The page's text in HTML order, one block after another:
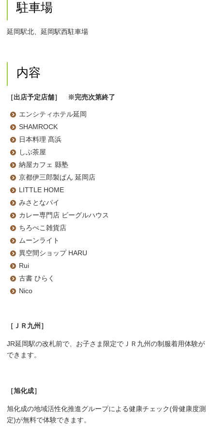
駐車場
延岡駅北、延岡駅西駐車場
内容
［出店予定店舗］ ※完売次第終了
エンシティホテル延岡
SHAMROCK
日本料理 髙浜
しぶ茶屋
納屋カフェ 縣塾
京都伊三郎製ぱん 延岡店
LITTLE HOME
みさとなパイ
カレー専門店 ビーグルハウス
ちろぺこ雑貨店
ムーンライト
異空間ショップ HARU
Rui
古書 ひらく
Nico
［ＪＲ九州］
JR延岡駅の改札前で、お子さま限定でＪＲ九州の制服着用体験が
できます。
［旭化成］
旭化成の地域活性化推進グループによる健康チェック(骨健康度測
定)が無料で体験できます。